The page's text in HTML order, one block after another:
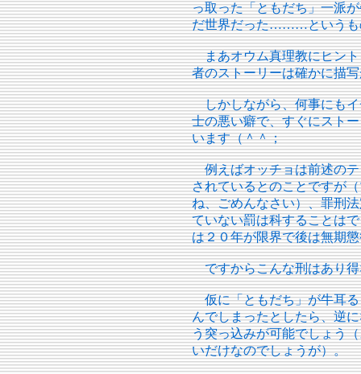
っ取った「ともだち」一派
だ世界だった………というも
まあオウム真理教にヒント
者のストーリーは確かに描
しかしながら、何事にもイ
士の悪い癖で、すぐにスト
います（＾＾；
例えばオッチョは前述のテ
されているとのことですが
ね、ごめんなさい）、罪刑
ていない罰は科することは
は２０年が限界で後は無期
ですからこんな刑はあり得
仮に「ともだち」が牛耳る
んでしまったとしたら、逆
う突っ込みが可能でしょう
いだけなのでしょうが）。